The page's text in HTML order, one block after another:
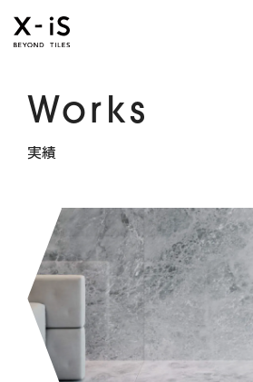
Works
実績